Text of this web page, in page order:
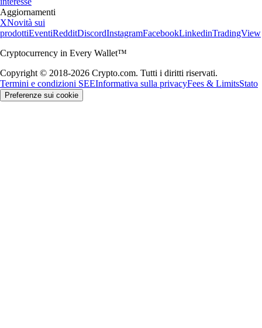
Aggiornamenti
XNovità sui
prodottiEventiRedditDiscordInstagramFacebookLinkedinTradingView
Cryptocurrency in Every Wallet™
Copyright © 2018-2026 Crypto.com. Tutti i diritti riservati.
Termini e condizioni SEEInformativa sulla privacyFees & LimitsStato
Preferenze sui cookie